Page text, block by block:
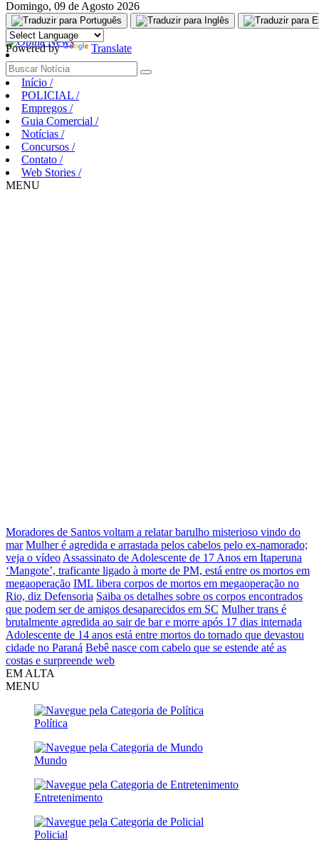
Aguarde, carregando...
Domingo, 09 de Agosto 2026
Powered by Translate
Início /
POLICIAL /
Empregos /
Guia Comercial /
Notícias /
Concursos /
Contato /
Web Stories /
MENU
Moradores de Santos voltam a relatar barulho misterioso vindo do
mar Mulher é agredida e arrastada pelos cabelos pelo ex-namorado;
veja o vídeo Assassinato de Adolescente de 17 Anos em Itaperuna
‘Mangote’, traficante ligado à morte de PM, está entre os mortos em
megaoperação IML libera corpos de mortos em megaoperação no
Rio, diz Defensoria Saiba os detalhes sobre os corpos encontrados
que podem ser de amigos desaparecidos em SC Mulher trans é
brutalmente agredida ao sair de bar e morre após 17 dias internada
Adolescente de 14 anos está entre mortos do tornado que devastou
cidade no Paraná Bebê nasce com cabelo que se estende até as
costas e surpreende web
EM ALTA
MENU
Política
Mundo
Entretenimento
Policial